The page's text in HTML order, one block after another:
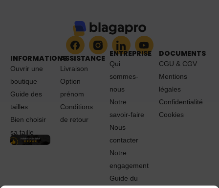
INFORMATIONS
Ouvrir une
boutique
Guide des
tailles
Bien choisir
sa taille
ASSISTANCE
Livraison
Option
prénom
Conditions
de retour
ENTREPRISE
Qui
sommes-
nous
Notre
savoir-faire
Nous
contacter
Notre
engagement
Guide du
DOCUMENTS
CGU & CGV
Mentions
légales
Confidentialité
Cookies